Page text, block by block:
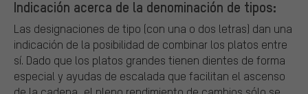
Indicación acerca de la denominación de tipos:
Las designaciones de tipo (con una o dos letras) dan una
indicación de la posibilidad de combinar los platos entre
sí. Dado que los platos grandes tienen dientes de forma
especial y ayudas de escalada que facilitan el ascenso